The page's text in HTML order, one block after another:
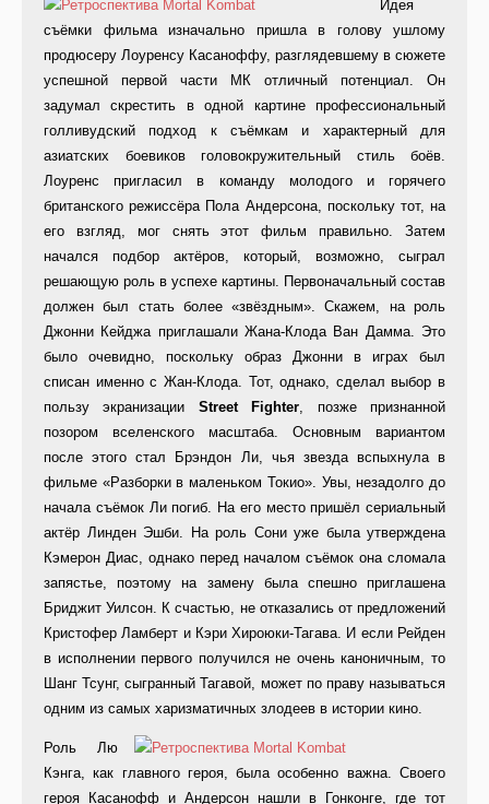
Идея
съёмки фильма изначально пришла в голову ушлому
продюсеру Лоуренсу Касаноффу, разглядевшему в сюжете
успешной первой части МК отличный потенциал. Он
задумал скрестить в одной картине профессиональный
голливудский подход к съёмкам и характерный для
азиатских боевиков головокружительный стиль боёв.
Лоуренс пригласил в команду молодого и горячего
британского режиссёра Пола Андерсона, поскольку тот, на
его взгляд, мог снять этот фильм правильно. Затем
начался подбор актёров, который, возможно, сыграл
решающую роль в успехе картины. Первоначальный состав
должен был стать более «звёздным». Скажем, на роль
Джонни Кейджа приглашали Жана-Клода Ван Дамма. Это
было очевидно, поскольку образ Джонни в играх был
списан именно с Жан-Клода. Тот, однако, сделал выбор в
пользу экранизации Street Fighter, позже признанной
позором вселенского масштаба. Основным вариантом
после этого стал Брэндон Ли, чья звезда вспыхнула в
фильме «Разборки в маленьком Токио». Увы, незадолго до
начала съёмок Ли погиб. На его место пришёл сериальный
актёр Линден Эшби. На роль Сони уже была утверждена
Кэмерон Диас, однако перед началом съёмок она сломала
запястье, поэтому на замену была спешно приглашена
Бриджит Уилсон. К счастью, не отказались от предложений
Кристофер Ламберт и Кэри Хироюки-Тагава. И если Рейден
в исполнении первого получился не очень каноничным, то
Шанг Тсунг, сыгранный Тагавой, может по праву называться
одним из самых харизматичных злодеев в истории кино.
Роль Лю
Кэнга, как главного героя, была особенно важна. Своего
героя Касанофф и Андерсон нашли в Гонконге, где тот